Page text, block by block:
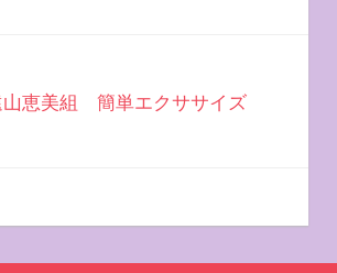
山恵美組 簡単エクササイズ